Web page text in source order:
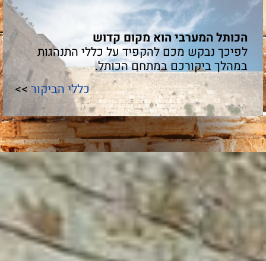
הכותל המערבי הוא מקום קדוש
לפיכך נבקש מכם להקפיד על כללי התנהגות
במהלך ביקורכם במתחם הכותל.
כללי הביקור >>